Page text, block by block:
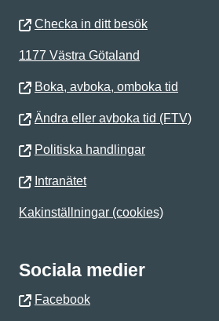
Checka in ditt besök
1177 Västra Götaland
Boka, avboka, omboka tid
Ändra eller avboka tid (FTV)
Politiska handlingar
Intranätet
Kakinställningar (cookies)
Sociala medier
Facebook